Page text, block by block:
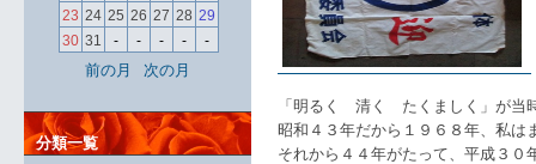
「明るく 清く たくましく」が当
昭和４３年だから１９６８年、私は
それから４４年がたって、平成３０
23 24 25 26 27 28 29
30 31 - - - - -
前の月 次の月
分類一覧